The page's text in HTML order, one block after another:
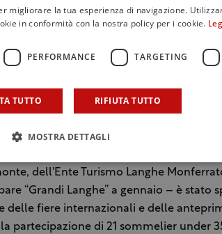
2015), del Barbaresco e del
a “Grandi Langhe 2019” il 28 e 29
rossi piemontesi, con 206 aziende
La kermesse è organizzata dal
dell'Ente Turismo Langhe
“Grandi Langhe” a gennaio – è stato
delle fiere internazionali e delle
la partecipazione di 21 sommelier under
migliorare la tua esperienza di navigazione.
in conformità con la nostra policy per i cookie.
PERFORMANCE TARGETING
TUTTO RIFIUTA TUTTO
MOSTRA DETTAGLI